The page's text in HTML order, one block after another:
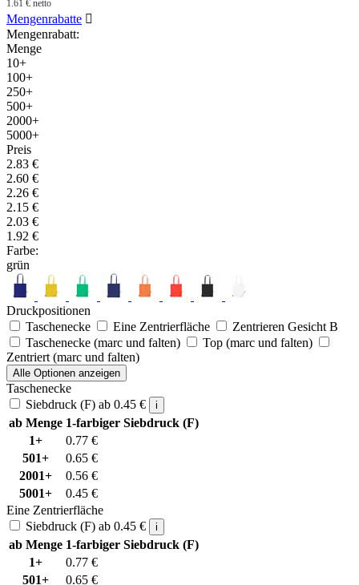
1.61 € netto
Mengenrabatte 
Mengenrabatt:
Menge
10+
100+
250+
500+
2000+
5000+
Preis
2.83 €
2.60 €
2.26 €
2.15 €
2.03 €
1.92 €
Farbe:
grün
Druckpositionen
Taschenecke
Eine Zentrierfläche
Zentrieren Gesicht B
Taschenecke (marc und falten)
Top (marc und falten)
Zentriert (marc und falten)
Alle Optionen anzeigen
Taschenecke
Siebdruck (F) ab 0.45 € i
ab Menge 1-farbiger Siebdruck (F)
1+
0.77 €
501+
0.65 €
2001+
0.56 €
5001+
0.45 €
Eine Zentrierfläche
Siebdruck (F) ab 0.45 € i
ab Menge 1-farbiger Siebdruck (F)
1+
0.77 €
501+
0.65 €